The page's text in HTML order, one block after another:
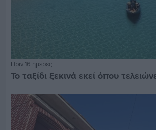
Πριν 16 ημέρες
Το ταξίδι ξεκινά εκεί όπου